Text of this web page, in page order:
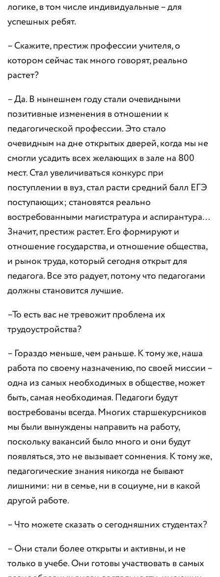
логике, в том числе индивидуальные – для
успешных ребят.
– Скажите, престиж профессии учителя, о
котором сейчас так много говорят, реально
растет?
– Да. В нынешнем году стали очевидными
позитивные изменения в отношении к
педагогической профессии. Это стало
очевидным на дне открытых дверей, когда мы не
смогли усадить всех желающих в зале на 800
мест. Стал увеличиваться конкурс при
поступлении в вуз, стал расти средний балл ЕГЭ
поступающих; становятся реально
востребованными магистратура и аспирантура…
Значит, престиж растет. Его формируют и
отношение государства, и отношение общества,
и рынок труда, который сегодня открыт для
педагога. Все это радует, потому что педагогами
должны становится лучшие.
–То есть вас не тревожит проблема их
трудоустройства?
– Гораздо меньше, чем раньше. К тому же, наша
работа по своему назначению, по своей миссии –
одна из самых необходимых в обществе, может
быть, самая необходимая. Педагоги будут
востребованы всегда. Многих старшекурсников
мы были вынуждены направить на работу,
поскольку вакансий было много и они будут
появляться, это не вызывает сомнения. К тому же,
педагогические знания никогда не бывают
лишними: ни в семье, ни в социуме, ни в какой
другой работе.
– Что можете сказать о сегодняшних студентах?
– Они стали более открыты и активны, и не
только в учебе. Они готовы участвовать в самых